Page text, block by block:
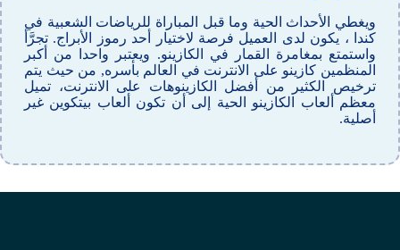
ويغطي الأحداث الحية وما قبل المباراة للرياضات الشعبية في
كندا ، يكون لدى العميل فرصة لاختيار أحد رموز الأبراج. تجرَّأ
واستمتع بمغامرة القمار في الكازينو. ويعتبر واحدا من أكبر
المنظمين كازينو على الانترنت في العالم بأسره, من حيث يتم
ترخيص الكثير من أفضل الكازينوهات على الانترنت، تميل
معظم ألعاب الكازينو الحية إلى أن تكون ألعاب بيتكوين غير
أصلية.